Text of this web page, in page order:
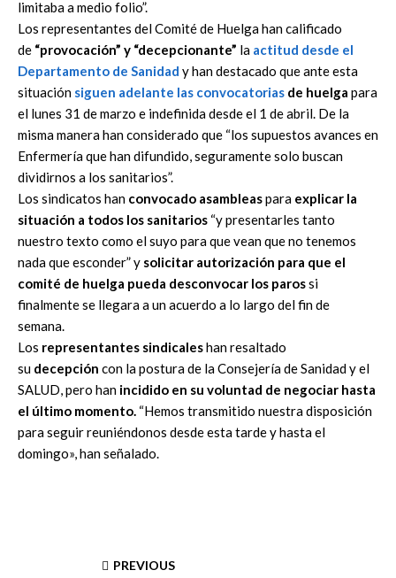
limitaba a medio folio”.
Los representantes del Comité de Huelga han calificado
de “provocación” y “decepcionante” la actitud desde el
Departamento de Sanidad y han destacado que ante esta
situación siguen adelante las convocatorias de huelga para
el lunes 31 de marzo e indefinida desde el 1 de abril. De la
misma manera han considerado que “los supuestos avances en
Enfermería que han difundido, seguramente solo buscan
dividirnos a los sanitarios”.
Los sindicatos han convocado asambleaspara explicar la
situación a todos los sanitarios “y presentarles tanto
nuestro texto como el suyo para que vean que no tenemos
nada que esconder” y solicitar autorización para que el
comité de huelga pueda desconvocar los parossi
finalmente se llegara a un acuerdo a lo largo del fin de
semana.
Los representantes sindicaleshan resaltado
su decepción con la postura de la Consejería de Sanidad y el
SALUD, pero han incidido en su voluntad de negociar hasta
el último momento. “Hemos transmitido nuestra disposición
para seguir reuniéndonos desde esta tarde y hasta el
domingo», han señalado.
PREVIOUS